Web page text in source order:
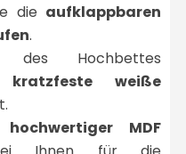
die aufklappbaren
.
Hochbettes
weiße
hochwertiger MDF